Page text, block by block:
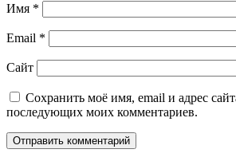
Имя *
Email *
Сайт
Сохранить моё имя, email и адрес
последующих моих комментариев.